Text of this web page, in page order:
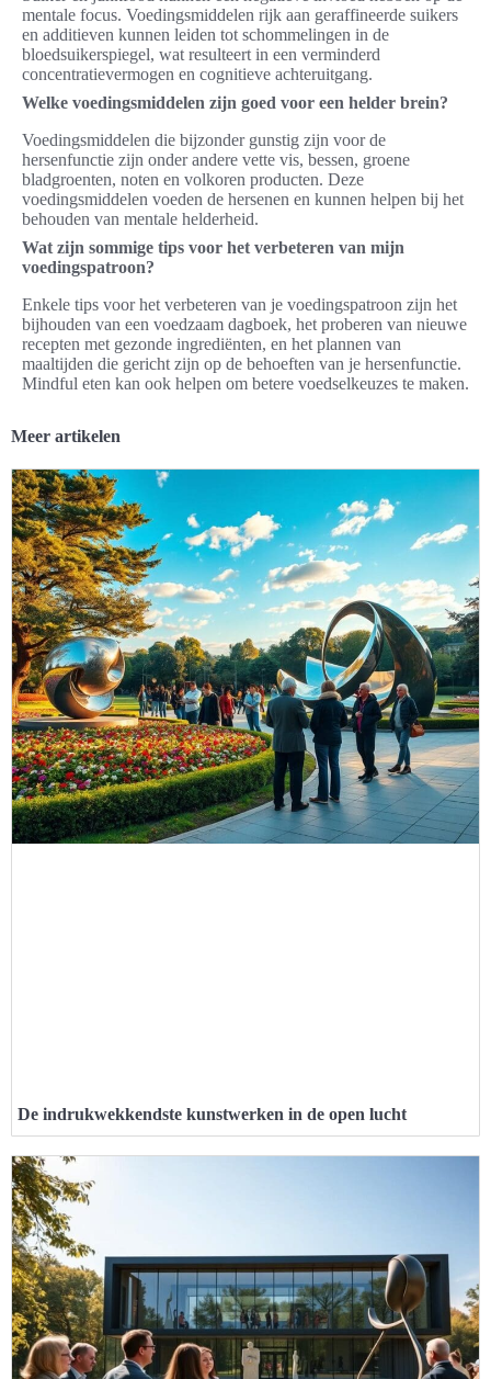
mentale focus. Voedingsmiddelen rijk aan geraffineerde suikers
en additieven kunnen leiden tot schommelingen in de
bloedsuikerspiegel, wat resulteert in een verminderd
concentratievermogen en cognitieve achteruitgang.
Welke voedingsmiddelen zijn goed voor een helder brein?
Voedingsmiddelen die bijzonder gunstig zijn voor de
hersenfunctie zijn onder andere vette vis, bessen, groene
bladgroenten, noten en volkoren producten. Deze
voedingsmiddelen voeden de hersenen en kunnen helpen bij het
behouden van mentale helderheid.
Wat zijn sommige tips voor het verbeteren van mijn
voedingspatroon?
Enkele tips voor het verbeteren van je voedingspatroon zijn het
bijhouden van een voedzaam dagboek, het proberen van nieuwe
recepten met gezonde ingrediënten, en het plannen van
maaltijden die gericht zijn op de behoeften van je hersenfunctie.
Mindful eten kan ook helpen om betere voedselkeuzes te maken.
Meer artikelen
De indrukwekkendste kunstwerken in de open lucht